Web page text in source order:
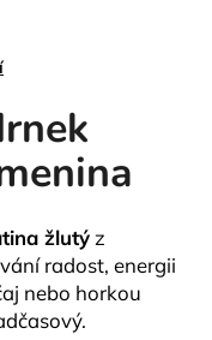
žlutýz
radost, energii
nebo horkou